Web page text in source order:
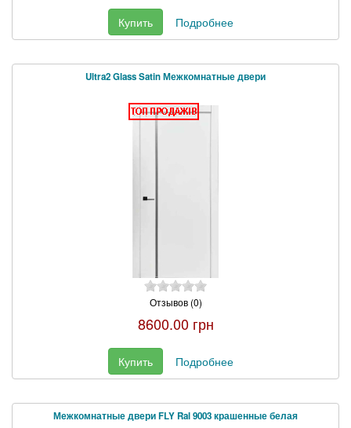
Купить Подробнее
Ultra2 Glass Satin Межкомнатные двери
Отзывов (0)
8600.00 грн
Купить Подробнее
Межкомнатные двери FLY Ral 9003 крашенные белая